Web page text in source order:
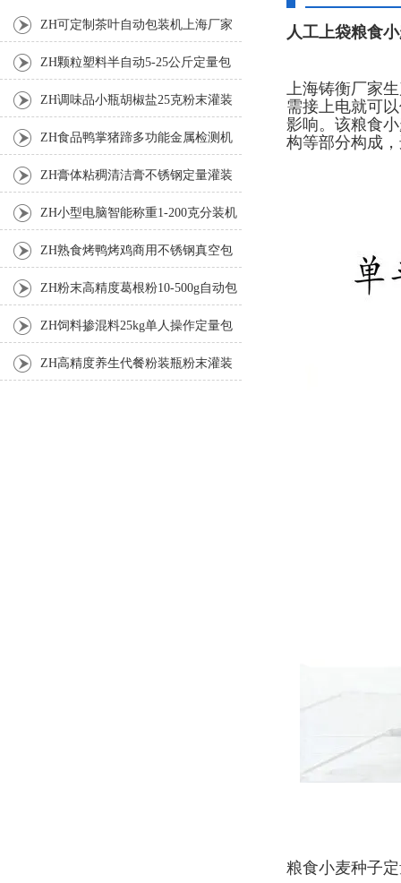
人工上袋粮食
上海铸衡厂家
需接上电就可
影响。该粮食
构等部分构成
粮食小麦种子
ZH可定制茶叶自动包装机上海厂家
ZH颗粒塑料半自动5-25公斤定量包
装机 ZH调味品小瓶胡椒盐25克粉末灌装
ZH食品鸭掌猪蹄多功能金属检测机
ZH膏体粘稠清洁膏不锈钢定量灌装
机厂家 ZH小型电脑智能称重1-200克分装机
ZH熟食烤鸭烤鸡商用不锈钢真空包
装机 ZH粉末高精度葛根粉10-500g自动包
装机 ZH饲料掺混料25kg单人操作定量包
装机 ZH高精度养生代餐粉装瓶粉末灌装